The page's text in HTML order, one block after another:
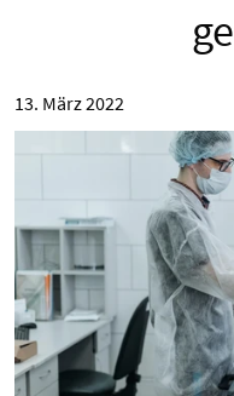
13. März 2022